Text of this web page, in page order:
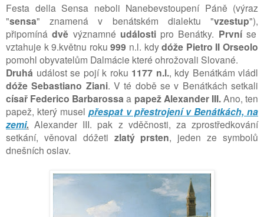
Festa della Sensa neboli Nanebevstoupení Páně (výraz
"sensa" znamená v benátském dialektu "vzestup"),
připomínádvě významné události pro Benátky. První se
vztahuje k 9.květnu roku999 n.l. kdydóže Pietro II Orseolo
pomohl obyvatelům Dalmácie které ohrožovali Slované.
Druhá událost se pojí k roku 1177 n.l., kdy Benátkám vládl
dóže Sebastiano Ziani.V té době se v Benátkách setkali
císař Federico Barbarossa a papež Alexander III.Ano, ten
papež, který muselpřespat v přestrojení v Benátkách, na
zemi. Alexander III. pak z vděčnosti, za zprostředkování
setkání, věnoval dóžeti zlatý prsten, jeden ze symbolů
dnešních oslav.